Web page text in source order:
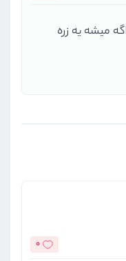
میشه یه زره
0